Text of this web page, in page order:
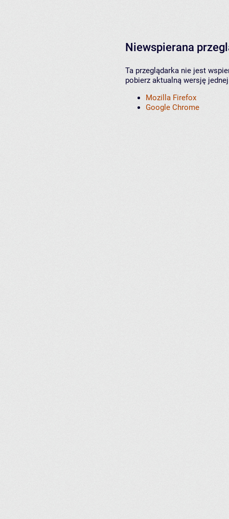
Niewspierana
Ta przeglądarka nie jest
pobierz aktualną wersję
Mozilla Firefox
Google Chrome